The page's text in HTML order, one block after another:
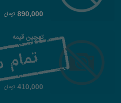
890,000 تومان
تهچین قیمه
410,000 تومان